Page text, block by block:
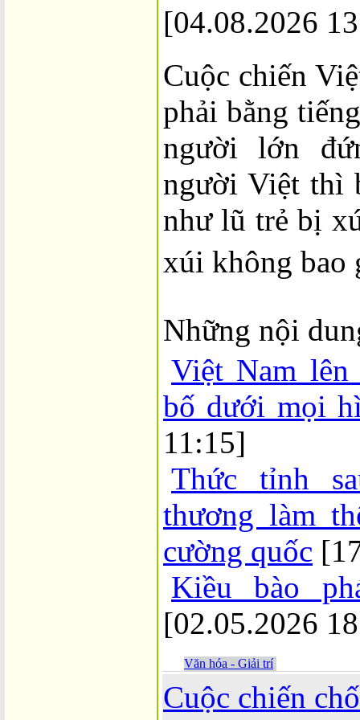
[04.08.2026
Cuộc chiến
người lớn
người Việt thì
như lũ trẻ bị
xúi không bao
Những nội
Việt Nam lên
bố dưới mọi
11:15]
Thức tỉnh
thương làm
cường quốc
Kiều bào
[02.05.2026
Văn hóa - Giải trí
Cuộc chiến